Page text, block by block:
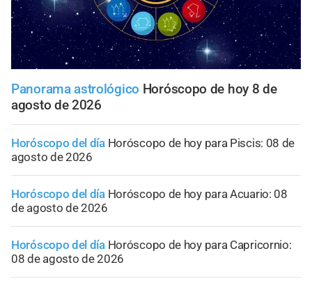
Panorama astrológico Horóscopo de hoy 8 de
agosto de 2026
Horóscopo del día Horóscopo de hoy para Piscis: 08 de
agosto de 2026
Horóscopo del día Horóscopo de hoy para Acuario: 08
de agosto de 2026
Horóscopo del día Horóscopo de hoy para Capricornio:
08 de agosto de 2026